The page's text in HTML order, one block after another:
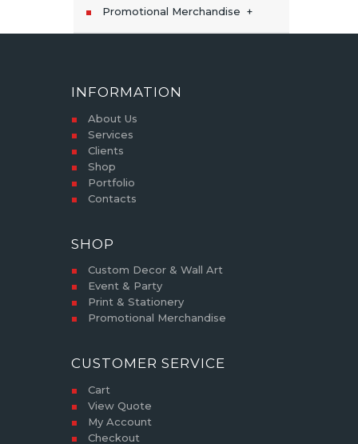
Promotional Merchandise
INFORMATION
About Us
Services
Clients
Shop
Portfolio
Contacts
SHOP
Custom Decor & Wall Art
Event & Party
Print & Stationery
Promotional Merchandise
CUSTOMER SERVICE
Cart
View Quote
My Account
Checkout